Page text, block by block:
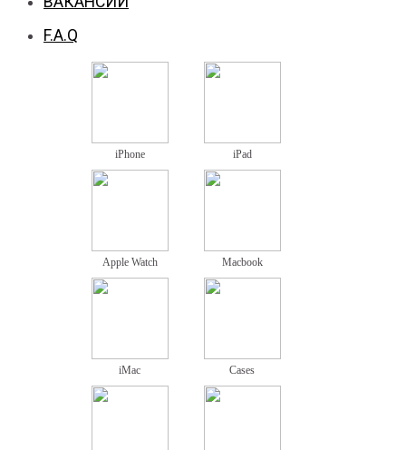
F.A.Q
iPhone iPad
Apple Watch Macbook
iMac Cases